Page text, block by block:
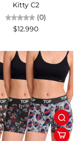
Kitty C2
(0)
$12.990